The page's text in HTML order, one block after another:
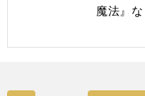
魔法』な